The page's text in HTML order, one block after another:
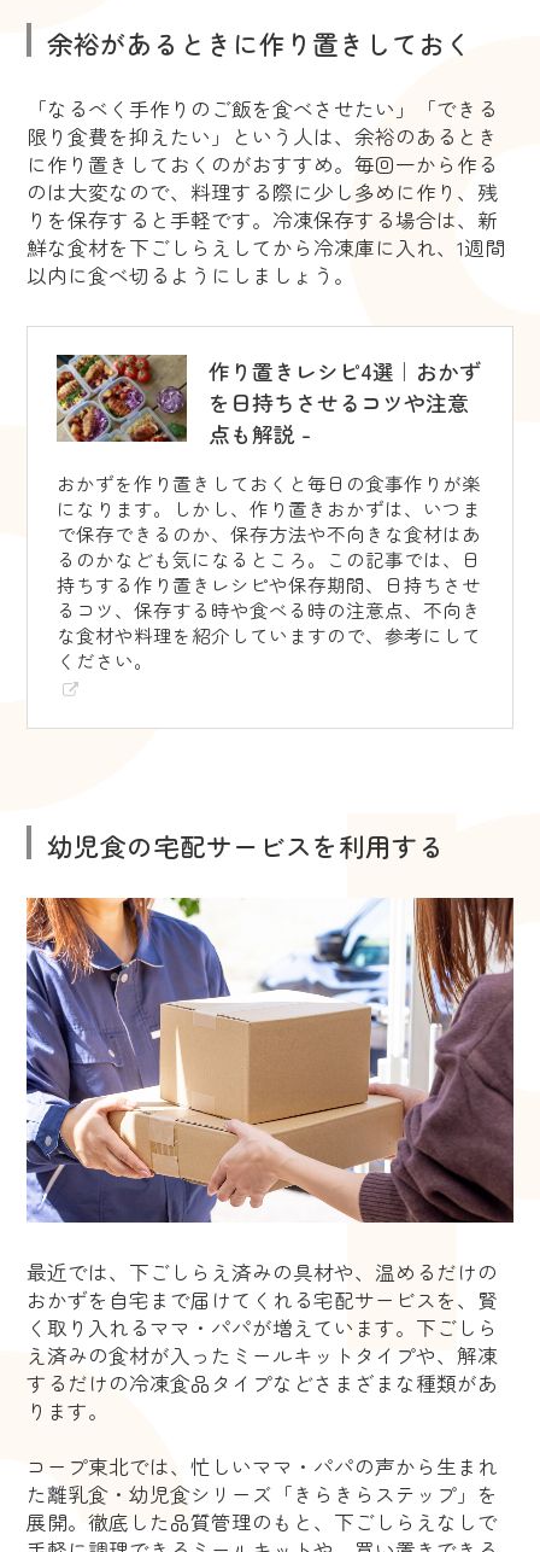
余裕があるときに作り置きしておく
「なるべく手作りのご飯を食べさせたい」「できる
限り食費を抑えたい」という人は、余裕のあるとき
に作り置きしておくのがおすすめ。毎回一から作る
のは大変なので、料理する際に少し多めに作り、残
りを保存すると手軽です。冷凍保存する場合は、新
鮮な食材を下ごしらえしてから冷凍庫に入れ、1週間
以内に食べ切るようにしましょう。
作り置きレシピ4選｜おかず
を日持ちさせるコツや注意
点も解説 -
おかずを作り置きしておくと毎日の食事作りが楽
になります。しかし、作り置きおかずは、いつま
で保存できるのか、保存方法や不向きな食材はあ
るのかなども気になるところ。この記事では、日
持ちする作り置きレシピや保存期間、日持ちさせ
るコツ、保存する時や食べる時の注意点、不向き
な食材や料理を紹介していますので、参考にして
ください。
幼児食の宅配サービスを利用する
最近では、下ごしらえ済みの具材や、温めるだけの
おかずを自宅まで届けてくれる宅配サービスを、賢
く取り入れるママ・パパが増えています。下ごしら
え済みの食材が入ったミールキットタイプや、解凍
するだけの冷凍食品タイプなどさまざまな種類があ
ります。
コープ東北では、忙しいママ・パパの声から生まれ
た離乳食・幼児食シリーズ「きらきらステップ」を
展開。徹底した品質管理のもと、下ごしらえなしで